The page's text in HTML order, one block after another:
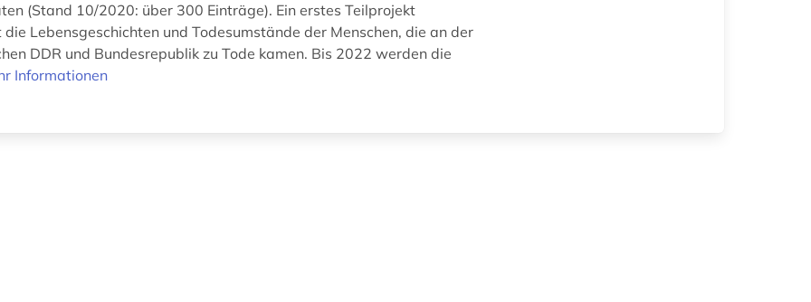
(Stand 10/2020: über 300 Einträge). Ein erstes Teilprojekt
Lebensgeschichten und Todesumstände der Menschen, die an der
DDR und Bundesrepublik zu Tode kamen. Bis 2022 werden die
Informationen